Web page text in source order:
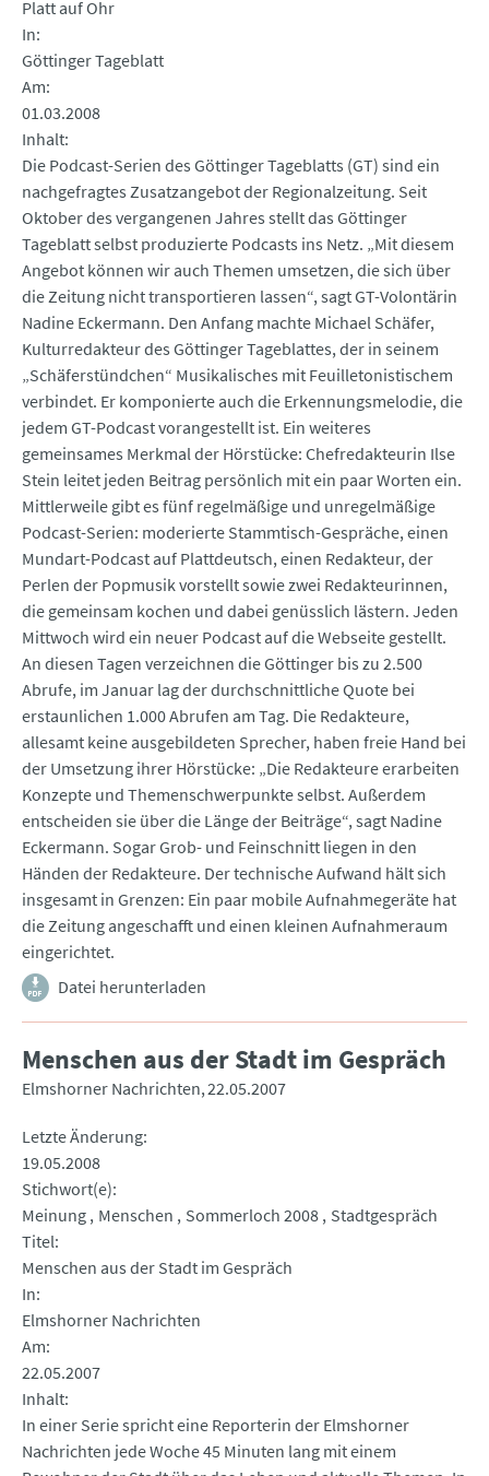
Platt auf Ohr
In
Göttinger Tageblatt
Am
01.03.2008
Inhalt
Die Podcast-Serien des Göttinger Tageblatts (GT) sind ein
nachgefragtes Zusatzangebot der Regionalzeitung. Seit
Oktober des vergangenen Jahres stellt das Göttinger
Tageblatt selbst produzierte Podcasts ins Netz. „Mit diesem
Angebot können wir auch Themen umsetzen, die sich über
die Zeitung nicht transportieren lassen“, sagt GT-Volontärin
Nadine Eckermann. Den Anfang machte Michael Schäfer,
Kulturredakteur des Göttinger Tageblattes, der in seinem
„Schäferstündchen“ Musikalisches mit Feuilletonistischem
verbindet. Er komponierte auch die Erkennungsmelodie, die
jedem GT-Podcast vorangestellt ist. Ein weiteres
gemeinsames Merkmal der Hörstücke: Chefredakteurin Ilse
Stein leitet jeden Beitrag persönlich mit ein paar Worten ein.
Mittlerweile gibt es fünf regelmäßige und unregelmäßige
Podcast-Serien: moderierte Stammtisch-Gespräche, einen
Mundart-Podcast auf Plattdeutsch, einen Redakteur, der
Perlen der Popmusik vorstellt sowie zwei Redakteurinnen,
die gemeinsam kochen und dabei genüsslich lästern. Jeden
Mittwoch wird ein neuer Podcast auf die Webseite gestellt.
An diesen Tagen verzeichnen die Göttinger bis zu 2.500
Abrufe, im Januar lag der durchschnittliche Quote bei
erstaunlichen 1.000 Abrufen am Tag. Die Redakteure,
allesamt keine ausgebildeten Sprecher, haben freie Hand bei
der Umsetzung ihrer Hörstücke: „Die Redakteure erarbeiten
Konzepte und Themenschwerpunkte selbst. Außerdem
entscheiden sie über die Länge der Beiträge“, sagt Nadine
Eckermann. Sogar Grob- und Feinschnitt liegen in den
Händen der Redakteure. Der technische Aufwand hält sich
insgesamt in Grenzen: Ein paar mobile Aufnahmegeräte hat
die Zeitung angeschafft und einen kleinen Aufnahmeraum
eingerichtet.
Datei herunterladen
Menschen aus der Stadt im Gespräch
Elmshorner Nachrichten 22.05.2007
Letzte Änderung
19.05.2008
Stichwort(e)
Meinung Menschen Sommerloch 2008 Stadtgespräch
Titel
Menschen aus der Stadt im Gespräch
In
Elmshorner Nachrichten
Am
22.05.2007
Inhalt
In einer Serie spricht eine Reporterin der Elmshorner
Nachrichten jede Woche 45 Minuten lang mit einem